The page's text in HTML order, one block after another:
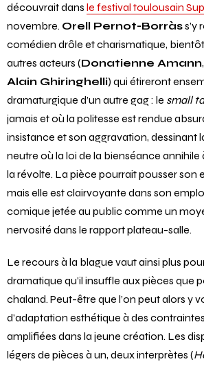
découvrait dans le festival toulousain
novembre. Orell Pernot-Borràss’y
comédien drôle et charismatique,
autres acteurs (Donatienne Amann,
Alain Ghiringhelli) qui étireront
dramaturgique d’un autre gag : le small
jamais et où la politesse est rendue
insistance et son aggravation, dessinant
neutre où la loi de la bienséance annihile
la révolte. La pièce pourrait pousser son
mais elle est clairvoyante dans son
comique jetée au public comme un
nervosité dans le rapport plateau-salle.
Le recours à la blague vaut ainsi plus
dramatique qu’il insuffle aux pièces que
chaland. Peut-être que l’on peut alors y
d’adaptation esthétique à des
amplifiées dans la jeune création. Les
légers de pièces à un, deux interprètes (